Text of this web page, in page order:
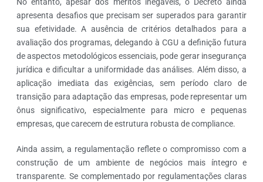
No entanto, apesar dos méritos inegáveis, o Decreto ainda
apresenta desafios que precisam ser superados para garantir
sua efetividade. A ausência de critérios detalhados para a
avaliação dos programas, delegando à CGU a definição futura
de aspectos metodológicos essenciais, pode gerar insegurança
jurídica e dificultar a uniformidade das análises. Além disso, a
aplicação imediata das exigências, sem período claro de
transição para adaptação das empresas, pode representar um
ônus significativo, especialmente para micro e pequenas
empresas, que carecem de estrutura robusta de compliance.
Ainda assim, a regulamentação reflete o compromisso com a
construção de um ambiente de negócios mais íntegro e
transparente. Se complementado por regulamentações claras